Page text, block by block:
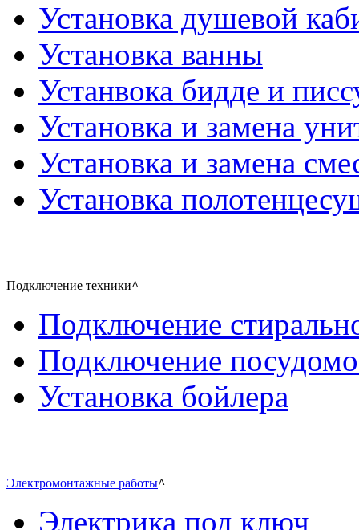
Установка душевой
Установка ванны
Устанвока бидде и
Установка и замена
Установка и замена
Установка
Подключение техники^
Подключение
Подключение
Установка бойлера
Электромонтажные работы^
Электрика под ключ